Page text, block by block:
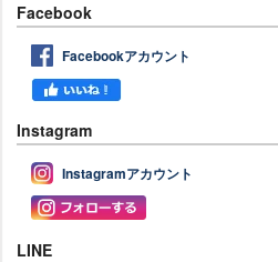
Facebook
Facebookアカウント
Instagram
Instagramアカウント
LINE